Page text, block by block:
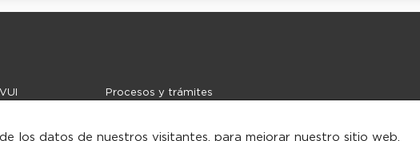
Procesos y trámites
de ayuda
Contacto
los datos de nuestros visitantes, para mejorar nuestro sitio web,